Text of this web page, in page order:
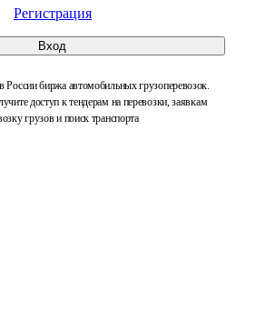
Регистрация
Вход
биржа автомобильных грузоперевозок.
доступ к тендерам на перевозки, заявкам
грузов и поиск транспорта